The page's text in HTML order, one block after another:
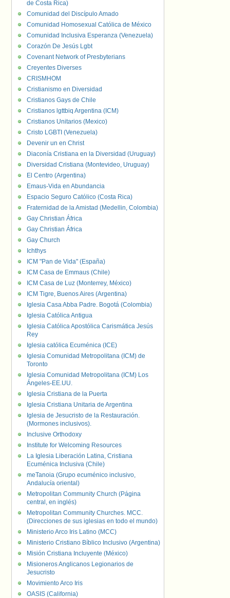
de Costa Rica)
Comunidad del Discípulo Amado
Comunidad Homosexual Católica de México
Comunidad Inclusiva Esperanza (Venezuela)
Corazón De Jesús Lgbt
Covenant Network of Presbyterians
Creyentes Diverses
CRISMHOM
Cristianismo en Diversidad
Cristianos Gays de Chile
Cristianos lgttbiq Argentina (ICM)
Cristianos Unitarios (Mexico)
Cristo LGBTI (Venezuela)
Devenir un en Christ
Diaconía Cristiana en la Diversidad (Uruguay)
Diversidad Cristiana (Montevideo, Uruguay)
El Centro (Argentina)
Emaus-Vida en Abundancia
Espacio Seguro Católico (Costa Rica)
Fraternidad de la Amistad (Medellin, Colombia)
Gay Christian África
Gay Christian África
Gay Church
Ichthys
ICM "Pan de Vida" (España)
ICM Casa de Emmaus (Chile)
ICM Casa de Luz (Monterrey, México)
ICM Tigre, Buenos Aires (Argentina)
Iglesia Casa Abba Padre. Bogotá (Colombia)
Iglesia Católica Antigua
Iglesia Católica Apostólica Carismática Jesús
Rey
Iglesia católica Ecuménica (ICE)
Iglesia Comunidad Metropolitana (ICM) de
Toronto
Iglesia Comunidad Metropolitana (ICM) Los
Ángeles-EE.UU.
Iglesia Cristiana de la Puerta
Iglesia Cristiana Unitaria de Argentina
Iglesia de Jesucristo de la Restauración.
(Mormones inclusivos).
Inclusive Orthodoxy
Institute for Welcoming Resources
La Iglesia Liberación Latina, Cristiana
Ecuménica Inclusiva (Chile)
meTanoia (Grupo ecuménico inclusivo,
Andalucía oriental)
Metropolitan Community Church (Página
central, en inglés)
Metropolitan Community Churches. MCC.
(Direcciones de sus iglesias en todo el mundo)
Ministerio Arco Iris Latino (MCC)
Ministerio Cristiano Bíblico Inclusivo (Argentina)
Misión Cristiana Incluyente (México)
Misioneros Anglicanos Legionarios de
Jesucristo
Movimiento Arco Iris
OASIS (California)